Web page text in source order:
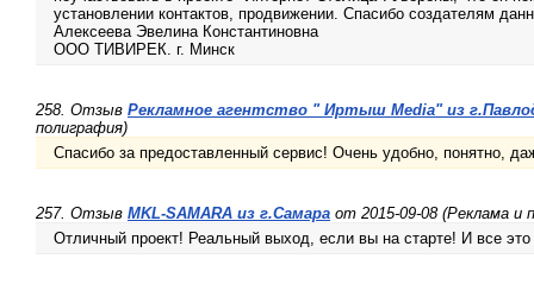
установлении контактов, продвижении. Спасибо создателям
Алексеева Эвелина Константиновна
ООО ТИВИРЕК. г. Минск
258. Отзыв Рекламное агентство " Иртыш Media" из
полиграфия)
Спасибо за предоставленный сервис! Очень удобно, понятно,
257. Отзыв MKL-SAMARA из г.Самара от 2015-09-08 (Реклама и
Отличный проект! Реальный выход, если вы на старте! И все это